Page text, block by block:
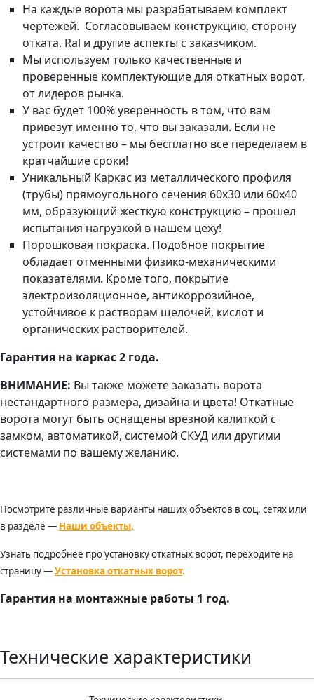
На каждые ворота мы разрабатываем комплект
чертежей. Согласовываем конструкцию, сторону
отката, Ral и другие аспекты с заказчиком.
Мы используем только качественные и
проверенные комплектующие для откатных ворот,
от лидеров рынка.
У вас будет 100% уверенность в том, что вам
привезут именно то, что вы заказали. Если не
устроит качество – мы бесплатно все переделаем в
кратчайшие сроки!
Уникальный Каркас из металлического профиля
(трубы) прямоугольного сечения 60х30 или 60х40
мм, образующий жесткую конструкцию – прошел
испытания нагрузкой в нашем цеху!
Порошковая покраска. Подобное покрытие
обладает отменными физико-механическими
показателями. Кроме того, покрытие
электроизоляционное, антикоррозийное,
устойчивое к растворам щелочей, кислот и
органических растворителей.
Гарантия на каркас 2 года.
ВНИМАНИЕ: Вы также можете заказать ворота
нестандартного размера, дизайна и цвета! Откатные
ворота могут быть оснащены врезной калиткой с
замком, автоматикой, системой СКУД или другими
системами по вашему желанию.
Посмотрите различные варианты наших объектов в соц. сетях или
в разделе — Наши объекты.
Узнать подробнее про установку откатных ворот, переходите на
страницу —Установка откатных ворот.
Гарантия на монтажные работы 1 год.
Технические характеристики